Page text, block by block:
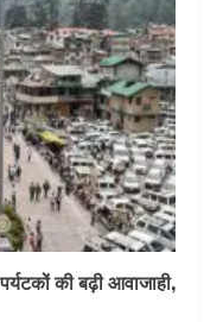
की बढ़ी आवाजाही,